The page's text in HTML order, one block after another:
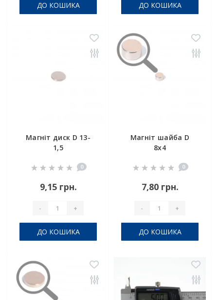
ДО КОШИКА ДО КОШИКА
Магніт диск D 13-
1,5
0
9,15 грн.
- +
ДО КОШИКА
Магніт шайба D
8x4
0
7,80 грн.
- +
ДО КОШИКА